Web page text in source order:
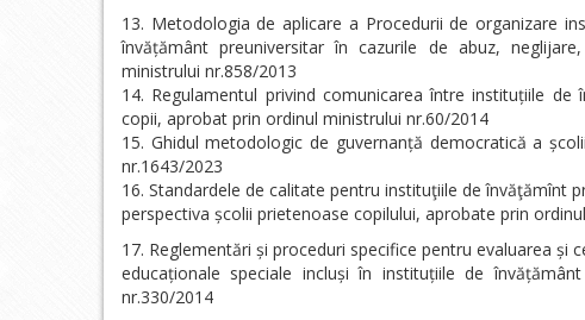
Metodologia de aplicare a Procedurii de organizare
învățământ preuniversitar în cazurile de abuz,
ministrului nr.858/2013
Regulamentul privind comunicarea între instituțiile
copii, aprobat prin ordinul ministrului nr.60/2014
Ghidul metodologic de guvernanță democratică a
nr.1643/2023
Standardele de calitate pentru instituţiile de învăţămînt
perspectiva școlii prietenoase copilului, aprobate prin
Reglementări și proceduri specifice pentru evaluarea și
educaționale speciale incluși în instituțiile de
nr.330/2014